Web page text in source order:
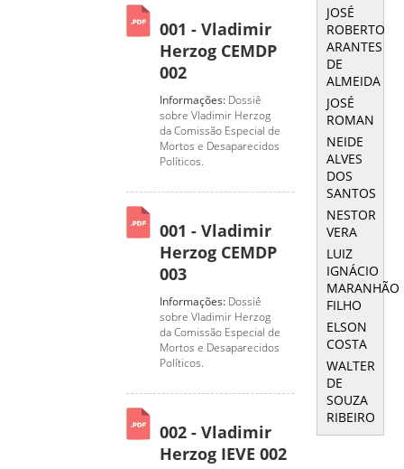
001 - Vladimir
Herzog CEMDP
002
Informações: Dossiê
sobre Vladimir Herzog
da Comissão Especial de
Mortos e Desaparecidos
Políticos.
001 - Vladimir
Herzog CEMDP
003
Informações: Dossiê
sobre Vladimir Herzog
da Comissão Especial de
Mortos e Desaparecidos
Políticos.
002 - Vladimir
Herzog IEVE 002
JOSÉ
ROBERTO
ARANTES
DE
ALMEIDA
JOSÉ
ROMAN
NEIDE
ALVES
DOS
SANTOS
NESTOR
VERA
LUIZ
IGNÁCIO
MARANHÃO
FILHO
ELSON
COSTA
WALTER
DE
SOUZA
RIBEIRO